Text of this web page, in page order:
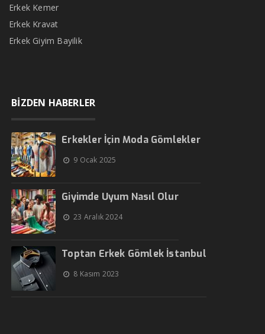
Erkek Kemer
Erkek Kravat
Erkek Giyim Bayilik
BİZDEN HABERLER
Erkekler İçin Moda Gömlekler
9 Ocak 2025
Giyimde Uyum Nasıl Olur
23 Aralık 2024
Toptan Erkek Gömlek İstanbul
8 Kasım 2023